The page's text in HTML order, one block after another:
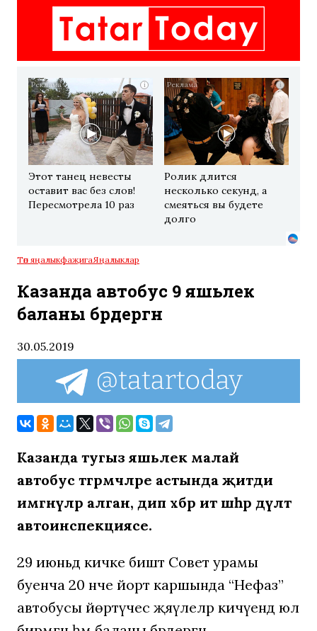
i
Этот танец невесты
оставит вас без слов!
Пересмотрела 10 раз
i
Ролик длится
несколько секунд, а
смеяться вы будете
долго
Төп яңалыкфаҗигаЯңалыклар
Казанда автобус 9 яшьлек
баланы бәрдергән
30.05.2019
Казанда тугыз яшьлек малай
автобус тәгәрмәчләре астында җитди
имгәнүләр алган, дип хәбәр итә шәһәр дәүләт
автоинспекциясе.
29 июньдә кичке биштә Совет урамы
буенча 20 нче йорт каршында “Нефаз”
автобусы йөртүчес җәяүлеләр кичүендә юл